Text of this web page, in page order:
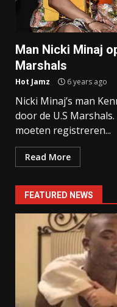
Man Nicki Minaj
Marshals
Hot Jamz 6 years ago
Nicki Minaj’s man
door de U.S
moeten registreren...
Read More
FEATURED NEWS